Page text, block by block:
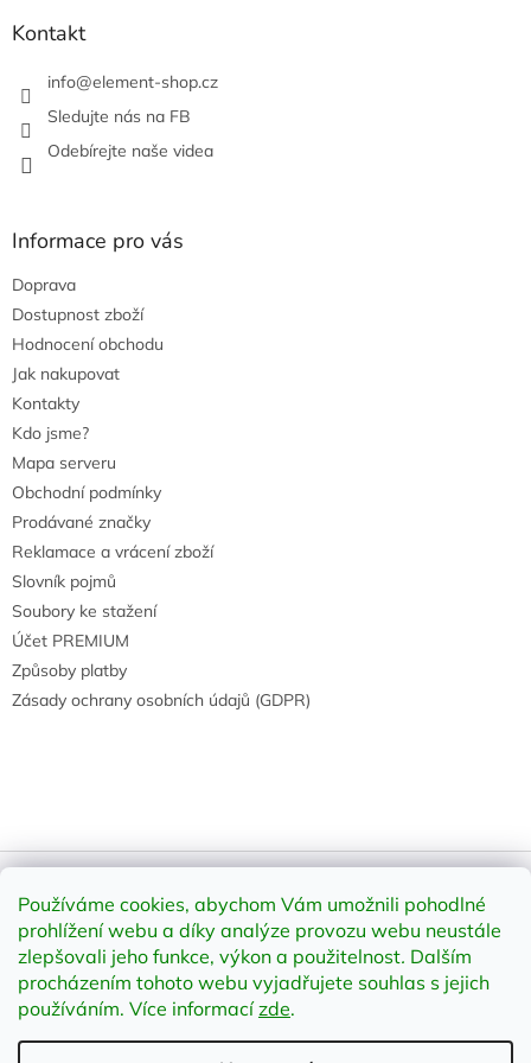
Používáme cookies, abychom Vám umožnili pohodlné
prohlížení webu a díky analýze provozu webu neustále
zlepšovali jeho funkce, výkon a použitelnost. Dalším
procházením tohoto webu vyjadřujete souhlas s jejich
používáním. Více informacízde.
Kontakt
info@element-shop.cz
Sledujte nás na FB
Odebírejte naše videa
Informace pro vás
Doprava
Dostupnost zboží
Hodnocení obchodu
Jak nakupovat
Kontakty
Kdo jsme?
Mapa serveru
Obchodní podmínky
Prodávané značky
Reklamace a vrácení zboží
Slovník pojmů
Soubory ke stažení
Účet PREMIUM
Způsoby platby
Zásady ochrany osobních údajů (GDPR)
Vytvořil Shoptet
Copyright 2026element-shop.cz. Všechna práva vyhrazena.
Upravit nastavení cookies